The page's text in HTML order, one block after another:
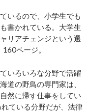
いるので、小学生でも
書かれている。大学生
リアチェンジという選
ページ。
いろいろな分野で活躍
道の野鳥の専門家は、
然に帰す仕事をしてい
ている分野だが、法律